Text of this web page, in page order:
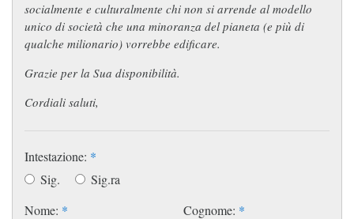
socialmente e culturalmente chi non si arrende al modello
unico di società che una minoranza del pianeta (e più di
qualche milionario) vorrebbe edificare.
Grazie per la Sua disponibilità.
Cordiali saluti,
Intestazione: *
Sig.
Sig.ra
Nome: * Cognome: *